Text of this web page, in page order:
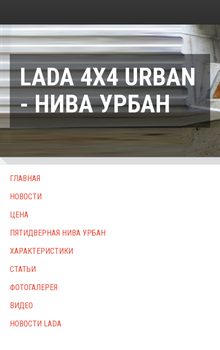
LADA 4X4 URBAN
- НИВА УРБАН
ГЛАВНАЯ
НОВОСТИ
ЦЕНА
ПЯТИДВЕРНАЯ НИВА УРБАН
ХАРАКТЕРИСТИКИ
СТАТЬИ
ФОТОГАЛЕРЕЯ
ВИДЕО
НОВОСТИ LADA